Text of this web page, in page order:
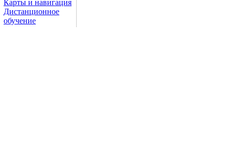
Карты и навигация
Дистанционное
обучение